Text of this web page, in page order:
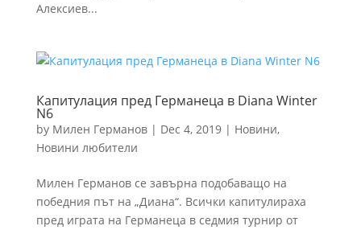
Алексиев...
Капитулация пред Германеца в Diana Winter
N6
by Милен Германов| Dec 4, 2019| Новини,
Новини любители
Милен Германов се завърна подобаващо на
победния път на „Диана“. Всички капитулираха
пред играта на Германеца в седмия турнир от